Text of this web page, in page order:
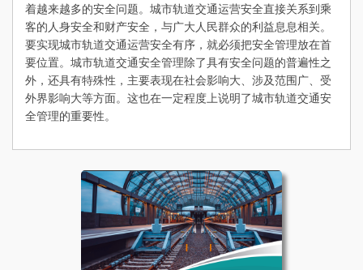
着越来越多的安全问题。城市轨道交通运营安全直接关系到乘
客的人身安全和财产安全，与广大人民群众的利益息息相关。
要实现城市轨道交通运营安全有序，就必须把安全管理放在首
要位置。城市轨道交通安全管理除了具有安全问题的普遍性之
外，还具有特殊性，主要表现在社会影响大、涉及范围广、受
外界影响大等方面。这也在一定程度上说明了城市轨道交通安
全管理的重要性。